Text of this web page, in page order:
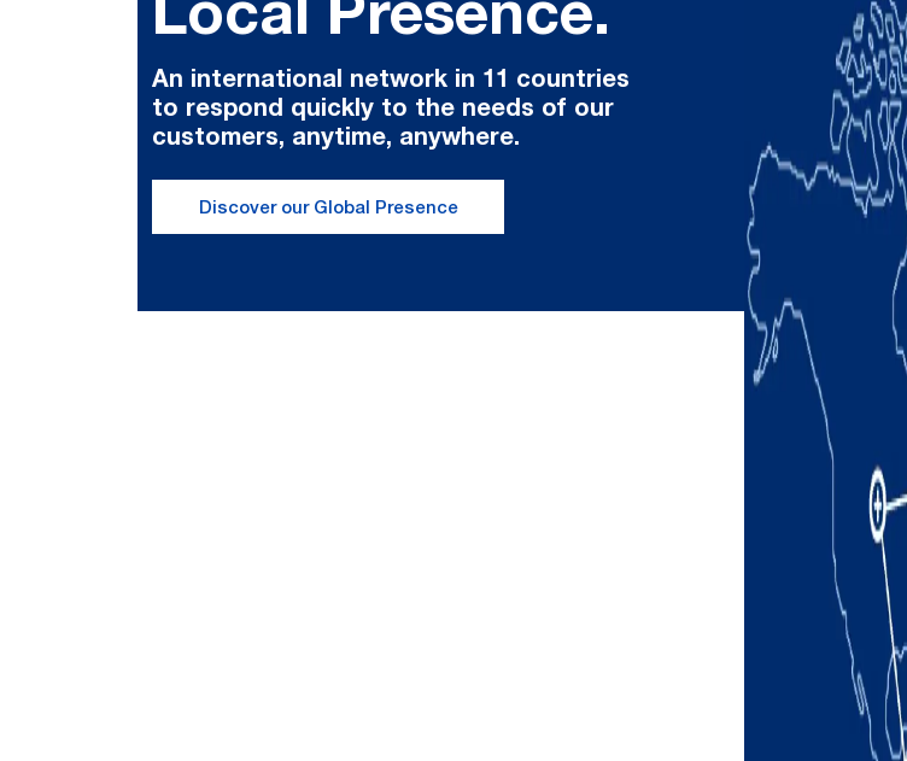
An international network in 11 countries
to respond quickly to the needs of our
customers, anytime, anywhere.
Discover our Global Presence